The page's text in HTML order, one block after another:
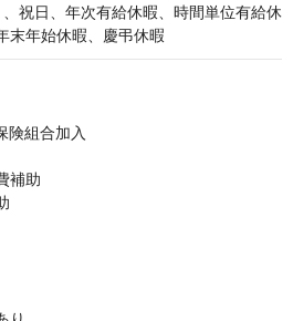
祝日、年次有給休暇、時間単位有給休
末年始休暇、慶弔休暇
険組合加入
補助